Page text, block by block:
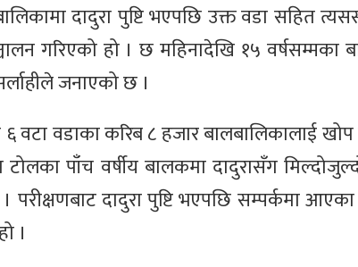
दादुरा पुष्टि भएपछि उक्त वडा सहित
गरिएको हो । छ महिनादेखि १५ वर्षसम्मका
जनाएको छ ।
वटा वडाका करिब ८ हजार बालबालिकालाई
पाँच वर्षीय बालकमा दादुरासँग
परीक्षणबाट दादुरा पुष्टि भएपछि सम्पर्कमा
।